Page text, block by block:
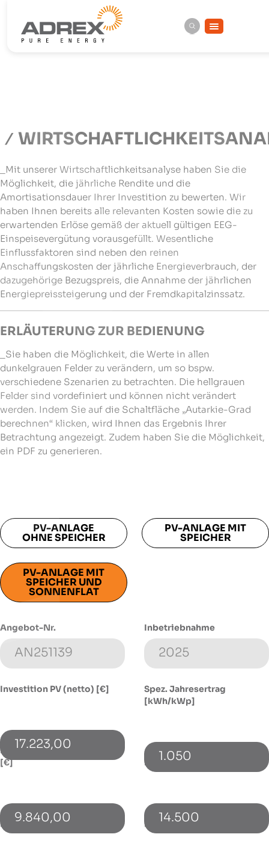
_Mit unserer Wirtschaftlichkeitsanalyse haben Sie die
Möglichkeit, die jährliche Rendite und die
Amortisationsdauer Ihrer Investition zu bewerten. Wir
haben Ihnen bereits alle relevanten Kosten sowie die zu
erwartenden Erlöse gemäß der aktuell gültigen EEG-
Einspeisevergütung vorausgefüllt. Wesentliche
Einflussfaktoren sind neben den reinen
Anschaffungskosten der jährliche Energieverbrauch, der
dazugehörige Bezugspreis, die Annahme der jährlichen
Energiepreissteigerung und der Fremdkapitalzinssatz.
ERLÄUTERUNG ZUR BEDIENUNG
_Sie haben die Möglichkeit, die Werte in allen
dunkelgrauen Felder zu verändern, um so bspw.
verschiedene Szenarien zu betrachten. Die hellgrauen
Felder sind vordefiniert und können nicht verändert
werden. Indem Sie auf die Schaltfläche „Autarkie-Grad
berechnen“ klicken, wird Ihnen das Ergebnis Ihrer
Betrachtung angezeigt. Zudem haben Sie die Möglichkeit,
ein PDF zu generieren.
PV-ANLAGE
OHNE SPEICHER
PV-ANLAGE MIT
SPEICHER
PV-ANLAGE MIT
SPEICHER UND
SONNENFLAT
Angebot-Nr.
Investition PV (netto) [€]
17.223,00
Investition Speicher (netto)
[€]
9.840,00
PV-Leistung [kWp]
Inbetriebnahme
Spez. Jahresertrag
[kWh/kWp]
1.050
Energieverbrauch [kWh]
14.500
Bezugspreis [€/kWh]